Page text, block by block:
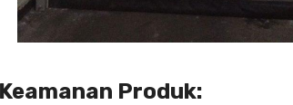
Produk: